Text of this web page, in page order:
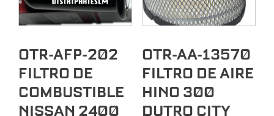
OTR-AFP-202
FILTRO DE
COMBUSTIBLE
NISSAN 2400
OTR-AA-13570
FILTRO DE AIRE
HINO 300
DUTRO CITY